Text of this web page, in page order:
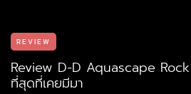
REVIEW
Review D-D Aquascape Rock
ที่สุดที่เคยมีมา